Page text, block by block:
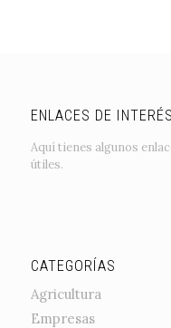
ENLACES DE INTERÉS
Aquí tienes algunos
útiles.
CATEGORÍAS
Agricultura
Empresas